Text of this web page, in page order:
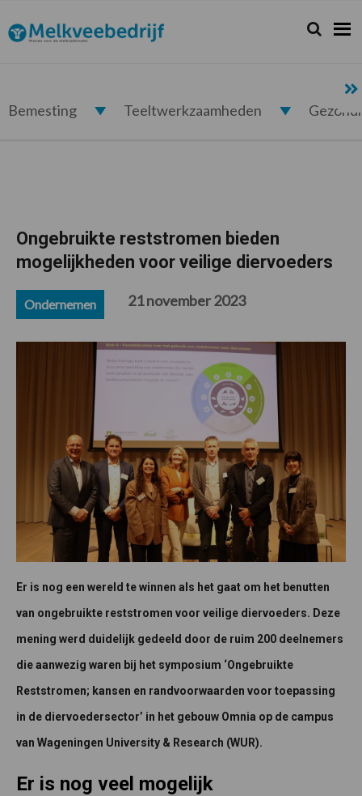
de
hoofdnavigatie
de
hoofd
de
eerste
de
voettekst
Melkveebedrijf.nl Zoeken...
Zoek
Bemesting Teeltwerkzaamheden
Ongebruikte reststromen bieden
mogelijkheden voor veilige diervoeders
Ondernemen 21 november 2023
Er is nog een wereld te winnen als het gaat om het benutten
van ongebruikte reststromen voor veilige diervoeders. Deze
mening werd duidelijk gedeeld door de ruim 200 deelnemers
die aanwezig waren bij het symposium ‘Ongebruikte
Reststromen; kansen en randvoorwaarden voor toepassing
in de diervoedersector’ in het gebouw Omnia op de campus
van Wageningen University & Research (WUR).
Er is nog veel mogelijk